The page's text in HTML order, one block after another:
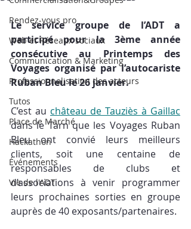
Rendez-vous pro
Web et Réseaux sociaux
Communication & Marketing
Professionnalisation des acteurs
Tutos
Place de Marché
Hackathon
Événements
Vie de l'ADT
Le service groupe de l’ADT a
participé pour la 3ème année
consécutive au Printemps des
Voyages organisé par l’autocariste
Ruban Bleu le 26 janvier.
C’est au château de Tauziès à Gaillac
dans le Tarn que les Voyages Ruban
Bleu ont convié leurs meilleurs
clients, soit une centaine de
responsables de clubs et
d’associations à venir programmer
leurs prochaines sorties en groupe
auprès de 40 exposants/partenaires.